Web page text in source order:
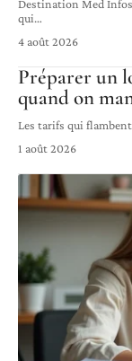
Destination Med
qui…
4 août 2026
Préparer un
quand on
Les tarifs qui
1 août 2026